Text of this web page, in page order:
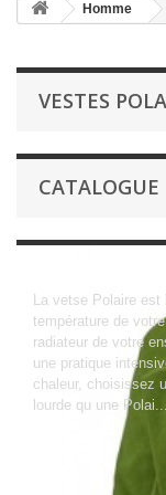
Homme
VESTES
CATALOGUE
Vestes
La vetse Polaire
température de
radiateur de votre
une pratique
chaleur, choisissez
lourde qu une Polai...